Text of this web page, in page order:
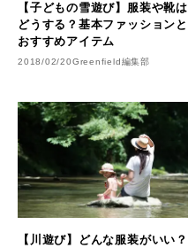
【子どもの雪遊び】服装や靴は
どうする？基本ファッションと
おすすめアイテム
2018/02/20Greenfield編集部
【川遊び】どんな服装がいい？